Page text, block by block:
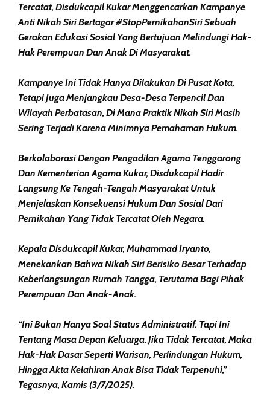
Tercatat, Disdukcapil Kukar Menggencarkan Kampanye
Anti Nikah Siri Bertagar #StopPernikahanSiri Sebuah
Gerakan Edukasi Sosial Yang Bertujuan Melindungi Hak-
Hak Perempuan Dan Anak Di Masyarakat.
Kampanye Ini Tidak Hanya Dilakukan Di Pusat Kota,
Tetapi Juga Menjangkau Desa-Desa Terpencil Dan
Wilayah Perbatasan, Di Mana Praktik Nikah Siri Masih
Sering Terjadi Karena Minimnya Pemahaman Hukum.
Berkolaborasi Dengan Pengadilan Agama Tenggarong
Dan Kementerian Agama Kukar, Disdukcapil Hadir
Langsung Ke Tengah-Tengah Masyarakat Untuk
Menjelaskan Konsekuensi Hukum Dan Sosial Dari
Pernikahan Yang Tidak Tercatat Oleh Negara.
Kepala Disdukcapil Kukar, Muhammad Iryanto,
Menekankan Bahwa Nikah Siri Berisiko Besar Terhadap
Keberlangsungan Rumah Tangga, Terutama Bagi Pihak
Perempuan Dan Anak-Anak.
“Ini Bukan Hanya Soal Status Administratif. Tapi Ini
Tentang Masa Depan Keluarga. Jika Tidak Tercatat, Maka
Hak-Hak Dasar Seperti Warisan, Perlindungan Hukum,
Hingga Akta Kelahiran Anak Bisa Tidak Terpenuhi,”
Tegasnya, Kamis (3/7/2025).